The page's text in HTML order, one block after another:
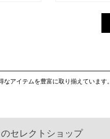
なアイテムを豊富に取り揃えています
のセレクトショップ